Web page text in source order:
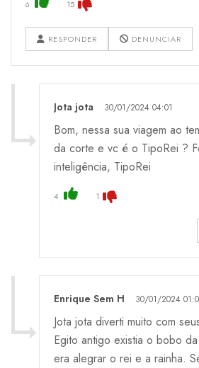
6 15
RESPONDER DENUNCIAR
Jota jota 30/01/2024 04:01
Bom, nessa sua viagem ao
da corte e vc é o TipoRei ?
inteligência, TipoRei
4 1
Enrique Sem H 30/01/2024
Jota jota diverti muito com
Egito antigo existia o bobo
era alegrar o rei e a rainha.